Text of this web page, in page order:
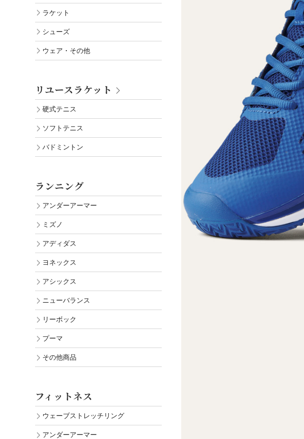
ラケット
シューズ
ウェア・その他
リユースラケット
硬式テニス
ソフトテニス
バドミントン
ランニング
アンダーアーマー
ミズノ
アディダス
ヨネックス
アシックス
ニューバランス
リーボック
プーマ
その他商品
フィットネス
ウェーブストレッチリング
アンダーアーマー